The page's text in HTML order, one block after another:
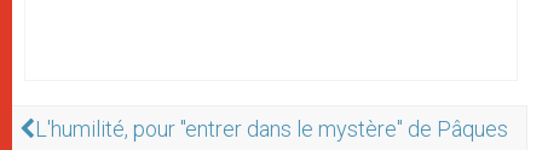
L'humilité, pour "entrer dans le mystère" de Pâques